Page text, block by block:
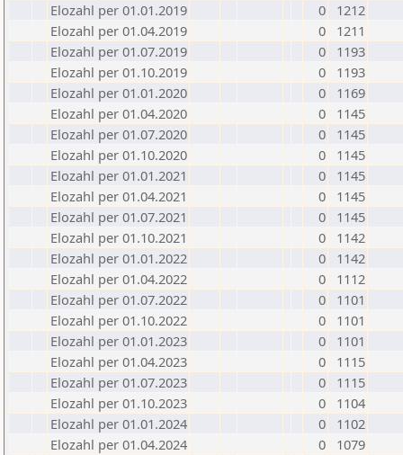
Elozahl per 01.01.2019
0
1212
Elozahl per 01.04.2019
0
1211
Elozahl per 01.07.2019
0
1193
Elozahl per 01.10.2019
0
1193
Elozahl per 01.01.2020
0
1169
Elozahl per 01.04.2020
0
1145
Elozahl per 01.07.2020
0
1145
Elozahl per 01.10.2020
0
1145
Elozahl per 01.01.2021
0
1145
Elozahl per 01.04.2021
0
1145
Elozahl per 01.07.2021
0
1145
Elozahl per 01.10.2021
0
1142
Elozahl per 01.01.2022
0
1142
Elozahl per 01.04.2022
0
1112
Elozahl per 01.07.2022
0
1101
Elozahl per 01.10.2022
0
1101
Elozahl per 01.01.2023
0
1101
Elozahl per 01.04.2023
0
1115
Elozahl per 01.07.2023
0
1115
Elozahl per 01.10.2023
0
1104
Elozahl per 01.01.2024
0
1102
Elozahl per 01.04.2024
0
1079